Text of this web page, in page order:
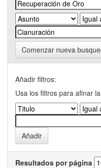
Comenzar nueva
Añadir filtros:
Usa los filtros para afinar
Resultados por página